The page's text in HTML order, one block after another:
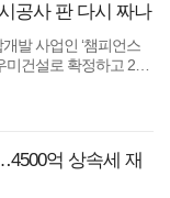
공사 판 다시 짜나
발 사업인 ‘챔피언스
건설로 확정하고 2차
사업은 한때 GS건설
억 상속세 재